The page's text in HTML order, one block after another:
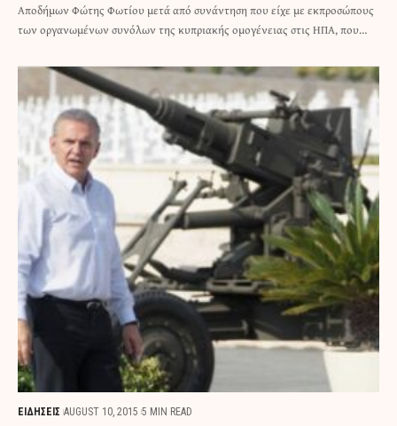
Αποδήμων Φώτης Φωτίου μετά από συνάντηση που είχε με εκπροσώπους
των οργανωμένων συνόλων της κυπριακής ομογένειας στις ΗΠΑ, που…
ΕΙΔΗΣΕΙΣ AUGUST 10, 2015 5 MIN READ